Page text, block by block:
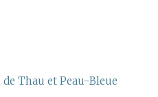
Thau et Peau-Bleue